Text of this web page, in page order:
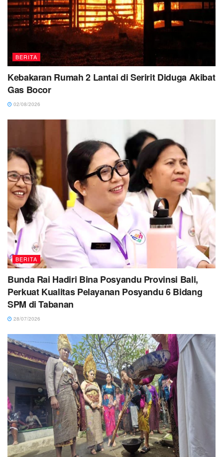
BERITA
Kebakaran Rumah 2 Lantai di Seririt Diduga Akibat
Gas Bocor
02/08/2026
BERITA
Bunda Rai Hadiri Bina Posyandu Provinsi Bali,
Perkuat Kualitas Pelayanan Posyandu 6 Bidang
SPM di Tabanan
28/07/2026